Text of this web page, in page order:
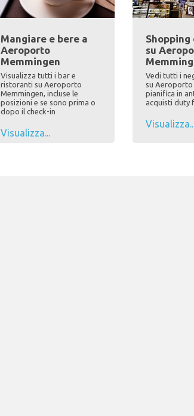
Mangiare e bere a
Aeroporto
Memmingen
Visualizza tutti i bar e
ristoranti su Aeroporto
Memmingen, incluse le
posizioni e se sono prima o
dopo il check-in
Visualizza...
su
Vedi tutti i
su Aeroporto
pianifica in
acquisti duty